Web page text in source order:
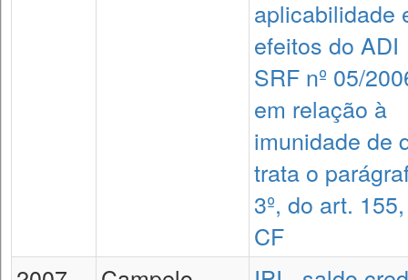
aplicabilidade
efeitos do ADI
SRF nº 05/
em relação à
imunidade de
trata o
3º, do art.
CF